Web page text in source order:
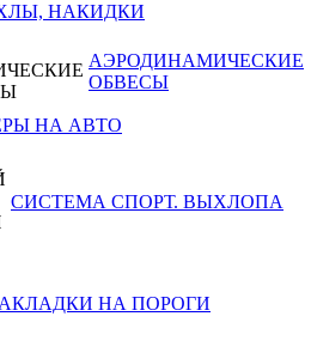
НАКИДКИ
АЭРОДИНАМИЧЕСКИЕ
ОБВЕСЫ
НА АВТО
СИСТЕМА СПОРТ. ВЫХЛОПА
НА ПОРОГИ